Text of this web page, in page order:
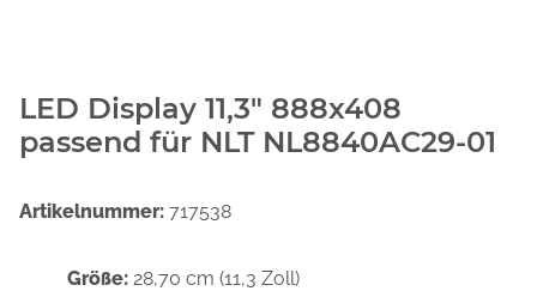
LED Display 11,3" 888x408
passend für NLT NL8840AC29-01
Artikelnummer: 717538
Größe: 28,70 cm (11,3 Zoll)